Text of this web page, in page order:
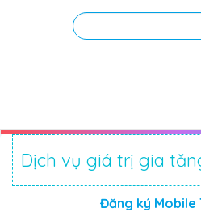
Dịch vụ giá trị gia
Đăng ký Mobile